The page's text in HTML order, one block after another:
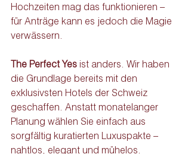
Hochzeiten mag das funktionieren –
für Anträge kann es jedoch die Magie
verwässern.
The Perfect Yes ist anders. Wir haben
die Grundlage bereits mit den
exklusivsten Hotels der Schweiz
geschaffen. Anstatt monatelanger
Planung wählen Sie einfach aus
sorgfältig kuratierten Luxuspakte –
nahtlos, elegant und mühelos.